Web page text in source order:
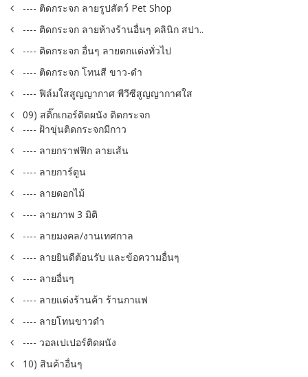
---- ติดกระจก ลายรูปสัตว์ Pet Shop
---- ติดกระจก ลายห้างร้านอื่นๆ คลินิก สปา..
---- ติดกระจก อื่นๆ ลายตกแต่งทั่วไป
---- ติดกระจก โทนสี ขาว-ดำ
---- ฟิล์มใสสูญญากาศ พีวีซีสูญญากาศใส
09) สติ๊กเกอร์ติดผนัง ติดกระจก
---- ฝ้าขุ่นติดกระจกมีกาว
---- ลายกราฟฟิก ลายเส้น
---- ลายการ์ตูน
---- ลายดอกไม้
---- ลายภาพ 3 มิติ
---- ลายมงคล/งานเทศกาล
---- ลายยินดีต้อนรับ และข้อความอื่นๆ
---- ลายอื่นๆ
---- ลายแต่งร้านค้า ร้านกาแฟ
---- ลายโทนขาวดำ
---- วอลเปเปอร์ติดผนัง
10) สินค้าอื่นๆ